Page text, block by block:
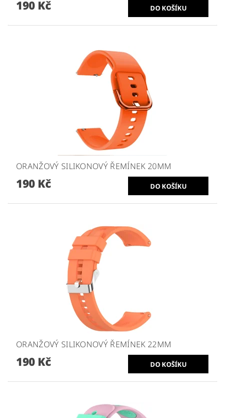
190 Kč
ORANŽOVÝ SILIKONOVÝ ŘEMÍNEK 20MM
190 Kč
ORANŽOVÝ SILIKONOVÝ ŘEMÍNEK 22MM
190 Kč